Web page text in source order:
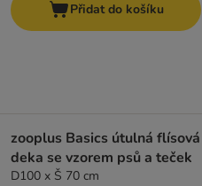
Přidat do košíku
zooplus Basics útulná flísová
deka se vzorem psů a teček
D100 x Š 70 cm